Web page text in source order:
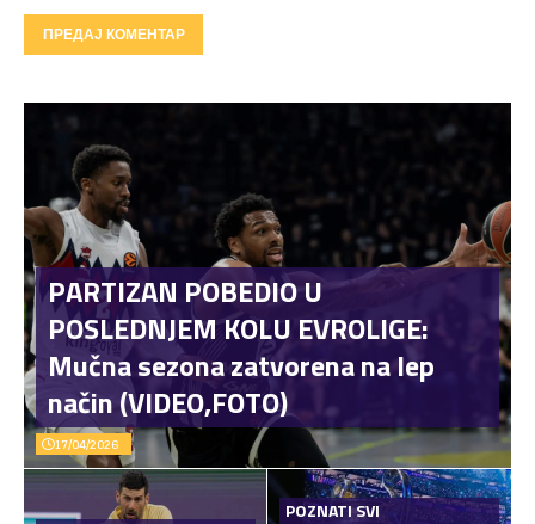
PARTIZAN POBEDIO U
POSLEDNJEM KOLU EVROLIGE:
Mučna sezona zatvorena na lep
način (VIDEO,FOTO)
17/04/2026
POZNATI SVI